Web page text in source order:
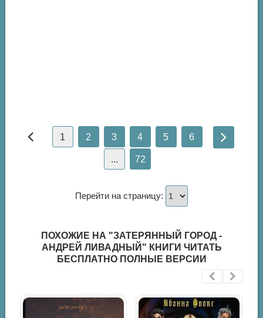
1 2 3 4 5 6
... 72
Перейти на страницу:
ПОХОЖИЕ НА "ЗАТЕРЯННЫЙ ГОРОД -
АНДРЕЙ ЛИВАДНЫЙ" КНИГИ ЧИТАТЬ
БЕСПЛАТНО ПОЛНЫЕ ВЕРСИИ